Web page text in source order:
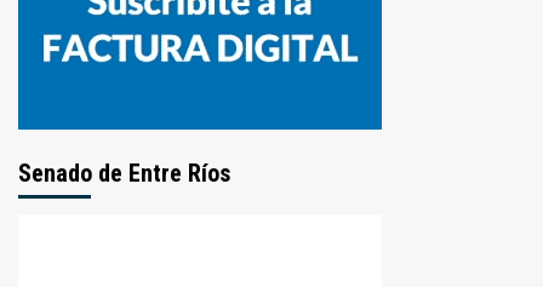
Senado de Entre Ríos